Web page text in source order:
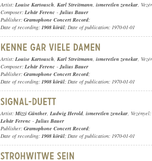
Artist: Louise Kartousch, Karl Streitmann, ismeretlen zenekar,
Composer: Lehár Ferenc -Julius Bauer
Publisher: Gramophone Concert Record;
Date of recording: 1908 körül; Date of publication: 1970-01-01
Artist: Louise Kartousch, Karl Streitmann, ismeretlen zenekar,
Composer: Lehár Ferenc -Julius Bauer
Publisher: Gramophone Concert Record;
Date of recording: 1908 körül; Date of publication: 1970-01-01
Artist: Mizzi Günther, Ludwig Herold, ismeretlen zenekar, Vezényel:
Lehár Ferenc -Julius Bauer
Publisher: Gramophone Concert Record;
Date of recording: 1908 körül; Date of publication: 1970-01-01